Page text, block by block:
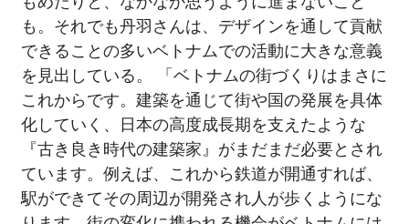
も。それでも丹羽さんは、デザインを通して貢献
できることの多いベトナムでの活動に大きな意義
を見出している。 「ベトナムの街づくりはまさに
これからです。建築を通じて街や国の発展を具体
化していく、日本の高度成長期を支えたような
『古き良き時代の建築家』がまだまだ必要とされ
ています。例えば、これから鉄道が開通すれば、
駅ができてその周辺が開発され人が歩くようにな